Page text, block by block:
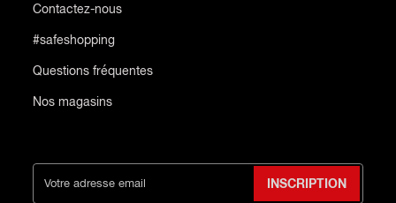
Contactez-nous
#safeshopping
Questions fréquentes
Nos magasins
INSCRIPTION